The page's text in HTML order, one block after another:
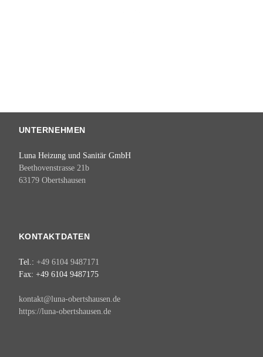
UNTERNEHMEN
Luna Heizung und Sanitär GmbH
Beethovenstrasse 21b
63179 Obertshausen
KONTAKTDATEN
Tel.: +49 6104 9487171
Fax: +49 6104 9487175
kontakt@luna-obertshausen.de
https://luna-obertshausen.de